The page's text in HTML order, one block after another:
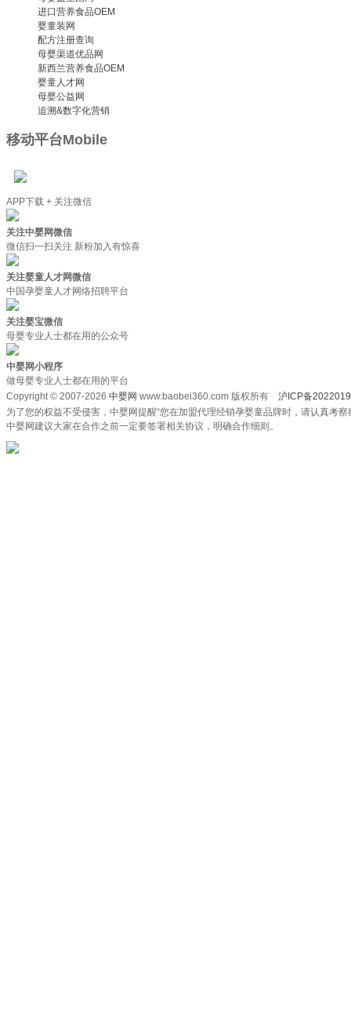
进口营养食品OEM
婴童装网
配方注册查询
母婴渠道优品网
新西兰营养食品OEM
婴童人才网
母婴公益网
追溯&数字化营销
移动平台Mobile
APP下载 + 关注微信
关注中婴网微信
微信扫一扫关注 新粉加入有惊喜
关注婴童人才网微信
中国孕婴童人才网络招聘平台
关注婴宝微信
母婴专业人士都在用的公众号
中婴网小程序
做母婴专业人士都在用的平台
Copyright © 2007-2026 中婴网 www.baobei360.com 版权所有 沪ICP备
为了您的权益不受侵害，中婴网提醒“您在加盟代理经销孕婴童品牌时，请认真考
中婴网建议大家在合作之前一定要签署相关协议，明确合作细则。